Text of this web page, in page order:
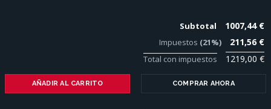
Subtotal 1007,44 €
Impuestos (21%) 211,56 €
Total con impuestos 1219,00 €
AÑADIR AL CARRITO COMPRAR AHORA